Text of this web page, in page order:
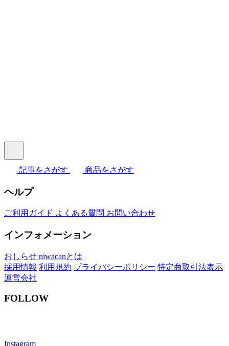
記事をさがす 商品をさがす
ヘルプ
ご利用ガイド よくある質問 お問い合わせ
インフォメーション
おしらせ niwacanとは
採用情報 利用規約 プライバシーポリシー 特定商取引法表示
運営会社
FOLLOW
Instagram